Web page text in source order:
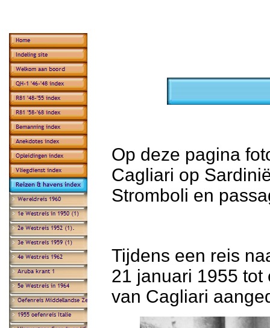
Op deze pagina
Cagliari op
Stromboli en
Tijdens een reis
21 januari 1955
van Cagliari